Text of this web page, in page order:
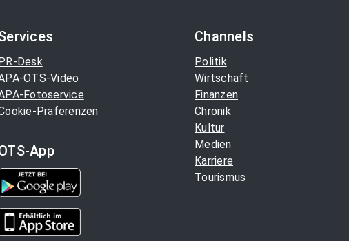
Desk
OTS-Video
Fotoservice
Präferenzen
App
Channels
Politik
Wirtschaft
Finanzen
Chronik
Kultur
Medien
Karriere
Tourismus